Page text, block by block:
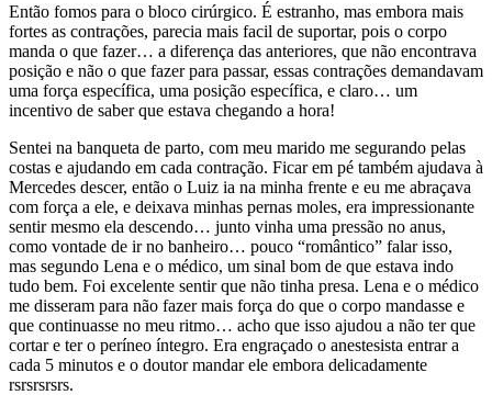
Então fomos para o bloco cirúrgico. É estranho, mas embora mais
fortes as contrações, parecia mais facil de suportar, pois o corpo
manda o que fazer… a diferença das anteriores, que não encontrava
posição e não o que fazer para passar, essas contrações demandavam
uma força específica, uma posição específica, e claro… um
incentivo de saber que estava chegando a hora!
Sentei na banqueta de parto, com meu marido me segurando pelas
costas e ajudando em cada contração. Ficar em pé também ajudava à
Mercedes descer, então o Luiz ia na minha frente e eu me abraçava
com força a ele, e deixava minhas pernas moles, era impressionante
sentir mesmo ela descendo… junto vinha uma pressão no anus,
como vontade de ir no banheiro… pouco “romântico” falar isso,
mas segundo Lena e o médico, um sinal bom de que estava indo
tudo bem. Foi excelente sentir que não tinha presa. Lena e o médico
me disseram para não fazer mais força do que o corpo mandasse e
que continuasse no meu ritmo… acho que isso ajudou a não ter que
cortar e ter o períneo íntegro. Era engraçado o anestesista entrar a
cada 5 minutos e o doutor mandar ele embora delicadamente
rsrsrsrsrs.